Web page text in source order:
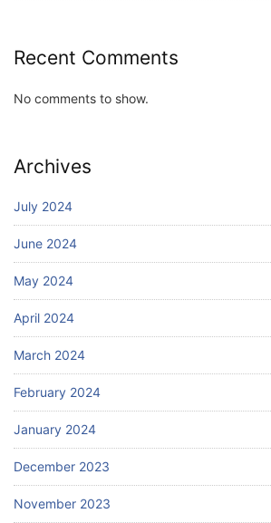
Recent Comments
No comments to show.
Archives
July 2024
June 2024
May 2024
April 2024
March 2024
February 2024
January 2024
December 2023
November 2023